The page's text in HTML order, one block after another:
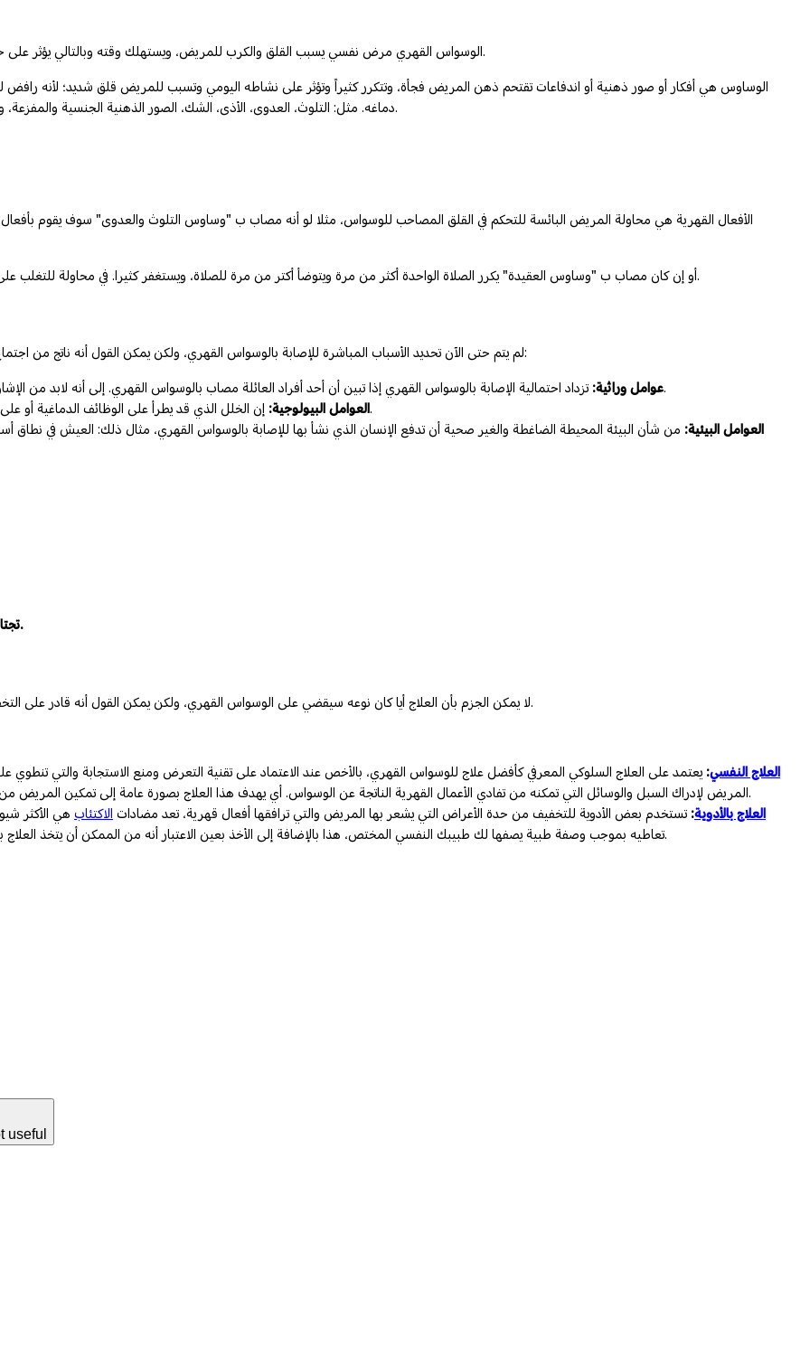
الوسواس القهري مرض نفسي يسبب القلق والكرب للمريض، ويستهلك وقته وبالتالي يؤثر على حياته ونشاطه اليومي. وهو يتكون من وساوس أو أفعال قهرية أو الاثنين معا.
الوساوس هي أفكار أو صور ذهنية أو اندفاعات تقتحم ذهن المريض فجأة، وتتكرر كثيراً وتؤثر على نشاطه اليومي وتسبب للمريض قلق شديد؛ لأنه
دماغه. مثل: التلوث، العدوى، الأذى، الشك، الصور الذهنية الجنسية والمفزعة، وساوس العقيدة، وساوس الترتيب، العد وجمع الأشياء وتخزينها، ونتف الشعر.
الأفعال القهرية هي محاولة المريض البائسة للتحكم في القلق المصاحب للوسواس، مثلا لو أنه مصاب ب "وساوس التلوث والعدوى" سوف يقوم
أو إن كان مصاب ب "وساوس العقيدة" يكرر الصلاة الواحدة أكثر من مرة ويتوضأ أكتر من مرة للصلاة، ويستغفر كثيرا. في محاولة للتغلب على الأفكار المسيئة التي يعتبر أنها مسؤوليته ويخاف جدا أن يغضب الله بسببها.
لم يتم حتى الآن تحديد الأسباب المباشرة للإصابة بالوسواس القهري، ولكن يمكن القول أنه ناتج من اجتماع عوامل عدة تجيب على سؤال لماذا يصاب الإنسان بالوسواس القهري؟ منها:
عوامل وراثية:تزداد احتمالية الإصابة بالوسواس القهري إذا تبين أن أحد أفراد العائلة مصاب بالوسواس القهري. إلى أنه لابد من الإشارة أنه لم يتم تحديد حتى الآن إن كان للإصابة به أسباب جينية مباشرة.
العوامل البيولوجية: إن الخلل الذي قد يطرأ على الوظائف الدماغية أو على عمل النواقل العصبية، كفيل أن يؤدي إلى الإصابة بالوسواس القهري.
العوامل البيئية: من شأن البيئة المحيطة الضاغطة والغير صحية أن تدفع الإنسان الذي نشأ بها للإصابة بالوسواس القهري، مثال ذلك: العيش في
تجتاحك أفكار عدوانية عند عدم القدرة على تحقيق الوسواس المصاب به.
لا يمكن الجزم بأن العلاج أيا كان نوعه سيقضي على الوسواس القهري، ولكن يمكن القول أنه قادر على التخفيف من حدة الأعراض حتى لا تصل للدرجة التي تعيق السير الطبيعي لحياتك.
العلاج النفسي: يعتمد على العلاج السلوكي المعرفي كأفضل علاج للوسواس القهري، بالأخص عند الاعتماد على تقنية التعرض ومنع الاستجابة والتي
المريض لإدراك السبل والوسائل التي تمكنه من تفادي الأعمال القهرية الناتجة عن الوسواس. أي يهدف هذا العلاج بصورة عامة إلى تمكين المريض من تعلم كيفية إدارة التصرفات القهرية التي تدفعه الوساوس للقيام بها.
العلاج بالأدوية: تستخدم بعض الأدوية للتخفيف من حدة الأعراض التي يشعر بها المريض والتي ترافقها أفعال قهرية، تعد مضادات الاكتئاب هي الأكثر
تعاطيه بموجب وصفة طبية يصفها لك طبيبك النفسي المختص، هذا بالإضافة إلى الأخذ بعين الاعتبار أنه من الممكن أن يتخذ العلاج بالأدوية وقتا حتى تلحظ تحسن الأعراض لديك، لذا عليك التحلي بالصبر.
useful